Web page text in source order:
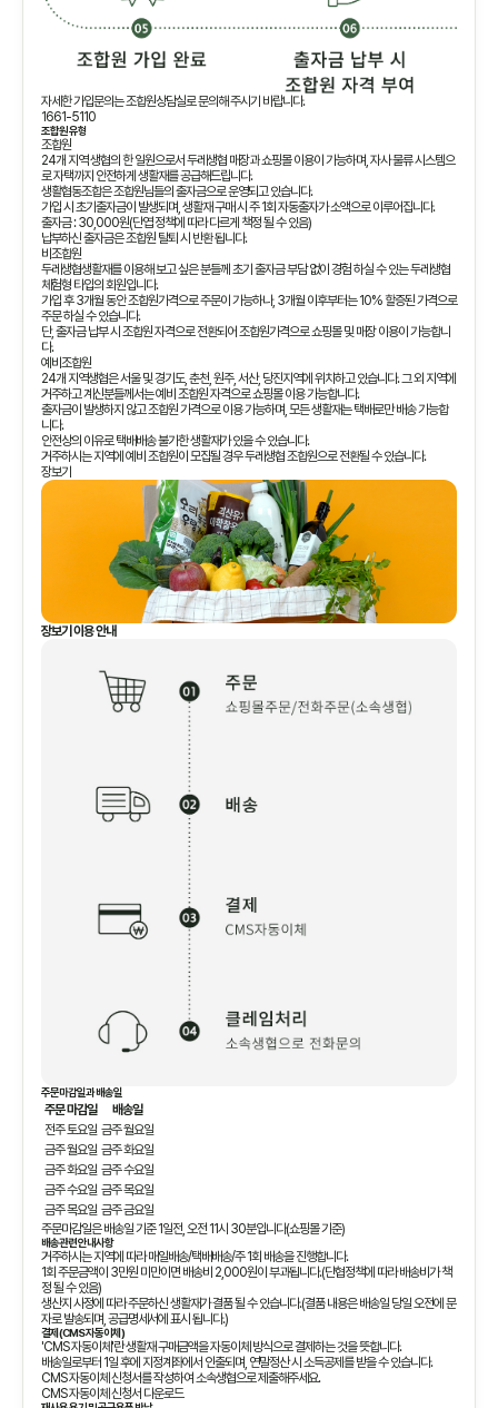
자세한 가입문의는 조합원상담실로 문의해 주시기 바랍니다.
1661-5110
조합원 유형
조합원
24개 지역 생협의 한 일원으로서 두레생협 매장과 쇼핑몰 이용이 가능하며, 자사 물류 시스템으
로 자택까지 안전하게 생활재를 공급해드립니다.
생활협동조합은 조합원님들의 출자금으로 운영되고 있습니다.
가입 시 초기출자금이 발생되며, 생활재 구매 시 주 1회 자동출자가 소액으로 이루어집니다.
출자금 : 30,000원(단엽 정책에 따라 다르게 책정 될 수 있음)
납부하신 출자금은 조합원 탈퇴 시 반환 됩니다.
비조합원
두레생협생활재를 이용해 보고 싶은 분들께 초기 출자금 부담 없이 경험 하실 수 있는 두레생협
체험형 타입의 회원입니다.
가입 후 3개월 동안 조합원가격으로 주문이 가능하나, 3개월 이후부터는 10% 할증된 가격으로
주문 하실 수 있습니다.
단, 출자금 납부 시 조합원 자격으로 전환되어 조합원가격으로 쇼핑몰 및 매장 이용이 가능합니
다.
예비조합원
24개 지역생협은 서울 및 경기도, 춘천, 원주, 서산, 당진지역에 위치하고 있습니다. 그 외 지역에
거주하고 계신분들께서는 예비 조합원 자격으로 쇼핑몰 이용 가능합니다.
출자금이 발생하지 않고 조합원 가격으로 이용 가능하며, 모든 생활재는 택배로만 배송 가능합
니다.
안전상의 이유로 택배배송 불가한 생활재가 있을 수 있습니다.
거주하시는 지역에 예비 조합원이 모집될 경우 두레생협 조합원으로 전환될 수 있습니다.
장보기
장보기 이용 안내
주문마감일과 배송일
주문 마감일
배송일
전주 토요일 금주 월요일
금주 월요일 금주 화요일
금주 화요일 금주 수요일
금주 수요일 금주 목요일
금주 목요일 금주 금요일
주문마감일은 배송일 기준 1일전, 오전 11시 30분입니다(쇼핑몰 기준)
배송관련 안내사항
거주하시는 지역에 따라 매일배송/택배배송/주 1회 배송을 진행합니다.
1회 주문금액이 3만원 미만이면 배송비 2,000원이 부과됩니다.(단협정책에 따라 배송비가 책
정 될 수 있음)
생산지 사정에 따라 주문하신 생활재가 결품 될 수 있습니다.(결품 내용은 배송일 당일 오전에 문
자로 발송되며, 공급명세서에 표시 됩니다.)
결제(CMS 자동이체)
'CMS 자동이체'란 생활재 구매금액을 자동이체 방식으로 결제하는 것을 뜻합니다.
배송일로부터 1일 후에 지정계좌에서 인출되며, 연말정산 시 소득공제를 받을 수 있습니다.
CMS 자동이체 신청서를 작성하여 소속생협으로 제출해주세요.
CMS 자동이체 신청서 다운로드